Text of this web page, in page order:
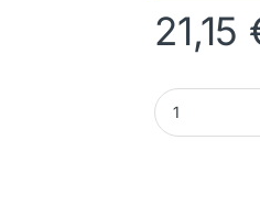
21,15
Filtro